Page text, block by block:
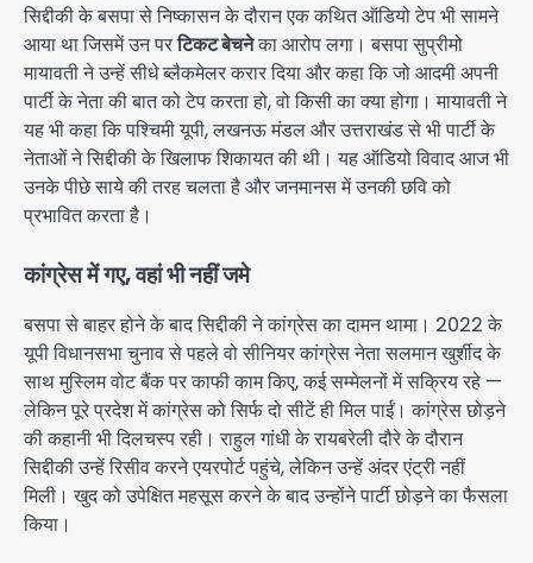
सिद्दीकी के बसपा से निष्कासन के दौरान एक कथित ऑडियो टेप भी सामने
आया था जिसमें उन परटिकट बेचनेका आरोप लगा। बसपा सुप्रीमो
मायावती ने उन्हें सीधे ब्लैकमेलर करार दिया और कहा कि जो आदमी अपनी
पार्टी के नेता की बात को टेप करता हो, वो किसी का क्या होगा। मायावती ने
यह भी कहा कि पश्चिमी यूपी, लखनऊ मंडल और उत्तराखंड से भी पार्टी के
नेताओं ने सिद्दीकी के खिलाफ शिकायत की थी। यह ऑडियो विवाद आज भी
उनके पीछे साये की तरह चलता है और जनमानस में उनकी छवि को
प्रभावित करता है।
कांग्रेस में गए, वहां भी नहीं जमे
बसपा से बाहर होने के बाद सिद्दीकी ने कांग्रेस का दामन थामा। 2022 के
यूपी विधानसभा चुनाव से पहले वो सीनियर कांग्रेस नेता सलमान खुर्शीद के
साथ मुस्लिम वोट बैंक पर काफी काम किए, कई सम्मेलनों में सक्रिय रहे —
लेकिन पूरे प्रदेश में कांग्रेस को सिर्फ दो सीटें ही मिल पाईं। कांग्रेस छोड़ने
की कहानी भी दिलचस्प रही। राहुल गांधी के रायबरेली दौरे के दौरान
सिद्दीकी उन्हें रिसीव करने एयरपोर्ट पहुंचे, लेकिन उन्हें अंदर एंट्री नहीं
मिली। खुद को उपेक्षित महसूस करने के बाद उन्होंने पार्टी छोड़ने का फैसला
किया।